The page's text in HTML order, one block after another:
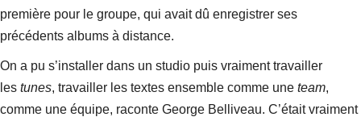
première pour le groupe, qui avait dû enregistrer ses
précédents albums à distance.
On a pu s’installer dans un studio puis vraiment travailler
les tunes, travailler les textes ensemble comme une team,
comme une équipe, raconte George Belliveau. C’était vraiment